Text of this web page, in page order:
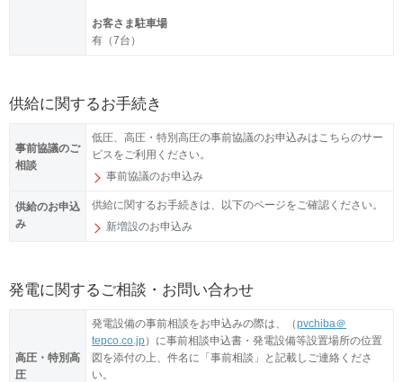
お客さま駐車場
有（7台）
供給に関するお手続き
事前協議のご
相談
低圧、高圧・特別高圧の事前協議のお申込みはこちらのサー
ビスをご利用ください。
事前協議のお申込み
供給のお申込
み
供給に関するお手続きは、以下のページをご確認ください。
新増設のお申込み
発電に関するご相談・お問い合わせ
高圧・特別高
圧
発電設備の事前相談をお申込みの際は、（pvchiba＠
tepco.co.jp）に事前相談申込書・発電設備等設置場所の位置
図を添付の上、件名に「事前相談」と記載しご連絡くださ
い。